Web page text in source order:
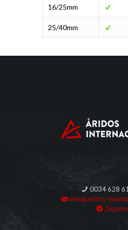
16/25mm
25/40mm
0034 628
info@aridos-